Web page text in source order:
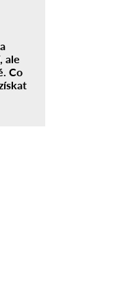
ale
Co